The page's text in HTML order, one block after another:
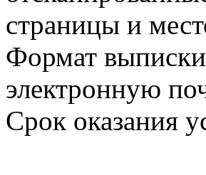
страницы и
Формат
электронную
Срок оказания